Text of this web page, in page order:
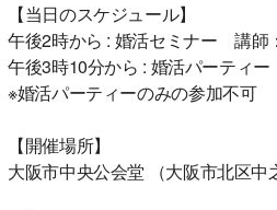
【当日のスケジュール】
午後2時から : 婚活セミナー 講師
午後3時10分から : 婚活パーティー
※婚活パーティーのみの参加不可
【開催場所】
大阪市中央公会堂 （大阪市北区中